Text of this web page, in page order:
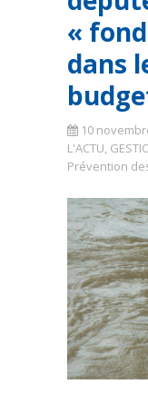
«
dans
10
L'ACTU,
Prévention